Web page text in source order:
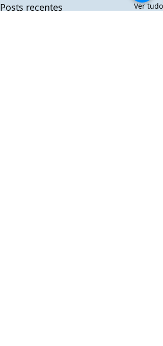
Posts recentes Ver tudo